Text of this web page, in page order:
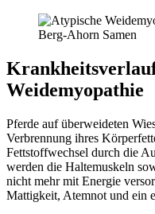
Berg-Ahorn Samen
Weidemyopathie
Pferde auf überweideten
Verbrennung ihres
Fettstoffwechsel durch die
werden die Haltemuskeln
nicht mehr mit Energie
Mattigkeit, Atemnot und ein